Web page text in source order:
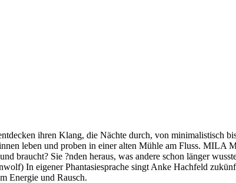
ihren Klang, die Nächte durch, von minimalistisch
leben und proben in einer alten Mühle am Fluss.
braucht? Sie ?nden heraus, was andere schon länger
In eigener Phantasiesprache singt Anke Hachfeld
Energie und Rausch.